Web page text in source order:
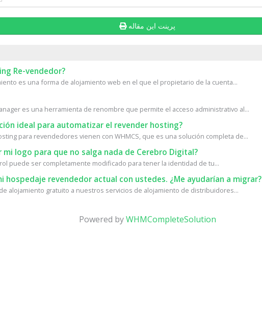
پرینت این مقاله
Re-vendedor?
es una forma de alojamiento web en el que el propietario de la cuenta...
es una herramienta de renombre que permite el acceso administrativo al...
ideal para automatizar el revender hosting?
para revendedores vienen con WHMCS, que es una solución completa de...
mi logo para que no salga nada de Cerebro Digital?
puede ser completamente modificado para tener la identidad de tu...
hospedaje revendedor actual con ustedes. ¿Me ayudarían a migrar?
alojamiento gratuito a nuestros servicios de alojamiento de distribuidores...
Powered byWHMCompleteSolution